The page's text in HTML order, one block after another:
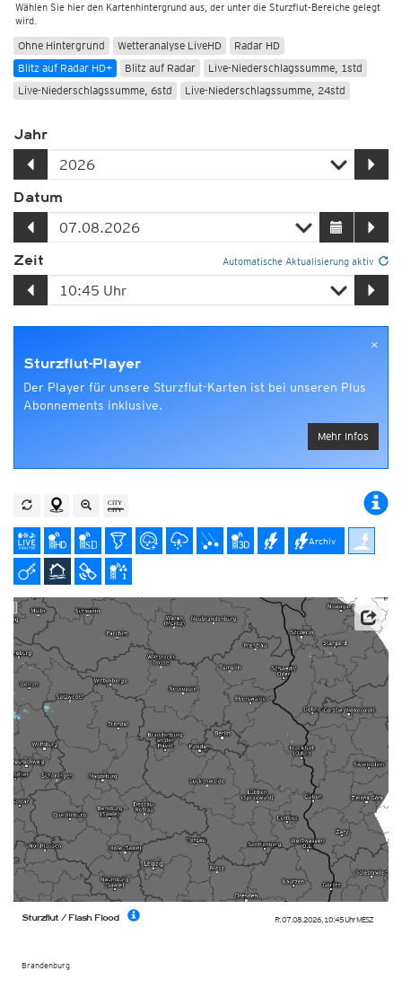
Wählen Sie hier den Kartenhintergrund aus, der unter die Sturzflut-Bereiche gelegt
wird.
Ohne Hintergrund Wetteranalyse LiveHD
Radar HD
Blitz auf Radar HD+
Blitz auf Radar
Live-Niederschlagssumme, 1std
Live-Niederschlagssumme, 6std
Live-Niederschlagssumme, 24std
Jahr
Datum
Zeit Automatische Aktualisierung aktiv
×
Sturzflut-Player
Der Player für unsere Sturzflut-Karten ist bei unseren Plus
Abonnements inklusive.
Mehr Infos
Archiv
Fr. 07.08.2026, 10:45 UhrMESZ
Brandenburg
Sturzflut / Flash Flood
Datenbasis: Deutscher Wetterdienst (DWD), Kachelmann GmbH